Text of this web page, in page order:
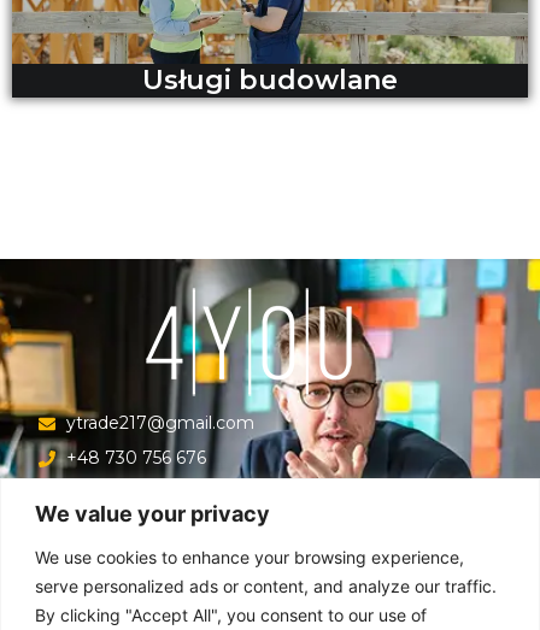
We value your privacy
We use cookies to enhance your browsing experience,
serve personalized ads or content, and analyze our traffic.
By clicking "Accept All", you consent to our use of
Usługi budowlane
ytrade217@gmail.com
+48 730 756 676
Menu
Główna